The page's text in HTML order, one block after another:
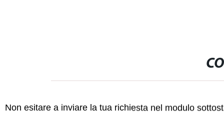
Non esitare a inviare la tua richiesta nel modulo